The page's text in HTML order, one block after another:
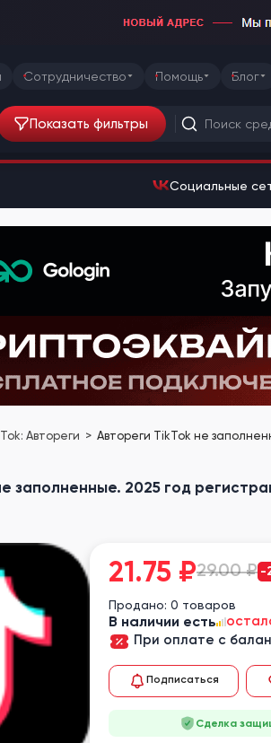
Сотрудничество Помощь Блог
Показать фильтры
Социальные
Автореги
Автореги TikTok не
заполненные. 2025 год
21.75 ₽29.00 ₽ -
Продано: 0 товаров
В наличии есть
При оплате с
Подписаться
Сделка